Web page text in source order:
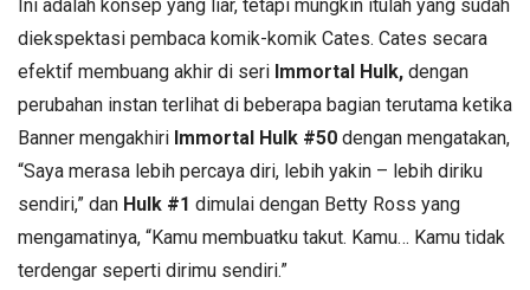
Ini adalah konsep yang liar, tetapi mungkin itulah yang sudah
diekspektasi pembaca komik-komik Cates. Cates secara
efektif membuang akhir di seri Immortal Hulk, dengan
perubahan instan terlihat di beberapa bagian terutama ketika
Banner mengakhiri Immortal Hulk #50 dengan mengatakan,
“Saya merasa lebih percaya diri, lebih yakin – lebih diriku
sendiri,” dan Hulk #1 dimulai dengan Betty Ross yang
mengamatinya, “Kamu membuatku takut. Kamu… Kamu tidak
terdengar seperti dirimu sendiri.”